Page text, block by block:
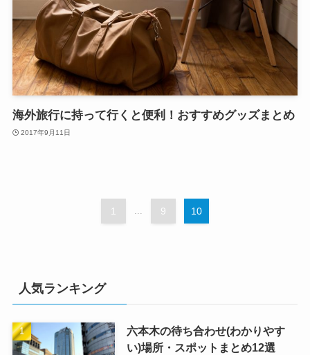
海外旅行に持って行くと便利！おすすめグッズまとめ
2017年9月11日
1 ... 9 10
人気ランキング
六本木の待ち合わせ(わかりやす
い)場所・スポットまとめ12選